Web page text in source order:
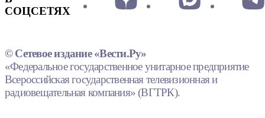
СОЦСЕТЯХ
© Сетевое издание «Вести.Ру»
«Федеральное государственное унитарное предприятие
Всероссийская государственная телевизионная и
радиовещательная компания» (ВГТРК).